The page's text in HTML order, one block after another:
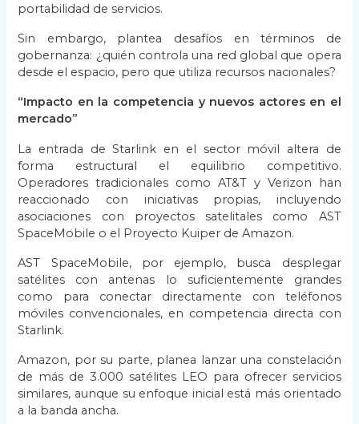
portabilidad de servicios.
Sin embargo, plantea desafíos en términos de
gobernanza: ¿quién controla una red global que opera
desde el espacio, pero que utiliza recursos nacionales?
“Impacto en la competencia y nuevos actores en el
mercado”
La entrada de Starlink en el sector móvil altera de
forma estructural el equilibrio competitivo.
Operadores tradicionales como AT&T y Verizon han
reaccionado con iniciativas propias, incluyendo
asociaciones con proyectos satelitales como AST
SpaceMobile o el Proyecto Kuiper de Amazon.
AST SpaceMobile, por ejemplo, busca desplegar
satélites con antenas lo suficientemente grandes
como para conectar directamente con teléfonos
móviles convencionales, en competencia directa con
Starlink.
Amazon, por su parte, planea lanzar una constelación
de más de 3.000 satélites LEO para ofrecer servicios
similares, aunque su enfoque inicial está más orientado
a la banda ancha.